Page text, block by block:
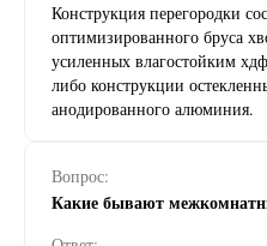
Конструкция перегородки
оптимизированного бруса
усиленных влагостойким
либо конструкции
анодированного алюминия.
Вопрос:
Какие бывают